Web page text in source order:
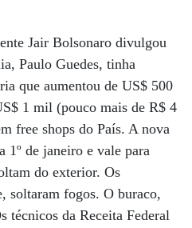
Jair Bolsonaro divulgou
Paulo Guedes, tinha
que aumentou de US$ 500
1 mil (pouco mais de R$ 4
free shops do País. A nova
1º de janeiro e vale para
do exterior. Os
soltaram fogos. O buraco,
técnicos da Receita Federal